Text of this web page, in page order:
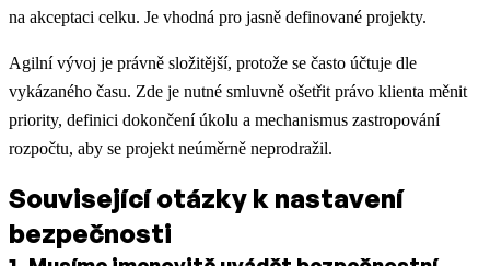
na akceptaci celku. Je vhodná pro jasně definované projekty.
Agilní vývoj je právně složitější, protože se často účtuje dle
vykázaného času. Zde je nutné smluvně ošetřit právo klienta měnit
priority, definici dokončení úkolu a mechanismus zastropování
rozpočtu, aby se projekt neúměrně neprodražil.
Související otázky k nastavení
bezpečnosti